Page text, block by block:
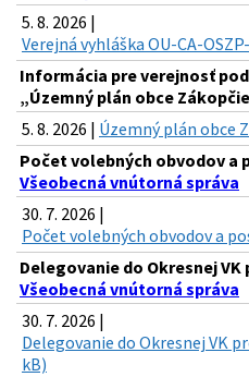
5. 8. 2026 |
Verejná vyhláška OU-CA-
Informácia pre verejnosť
„Územný plán obce
5. 8. 2026 | Územný plán obce
Počet volebných obvodov a
Všeobecná vnútorná správa
30. 7. 2026 |
Počet volebných obvodov a
Delegovanie do Okresnej VK
Všeobecná vnútorná správa
30. 7. 2026 |
Delegovanie do Okresnej VK
kB)